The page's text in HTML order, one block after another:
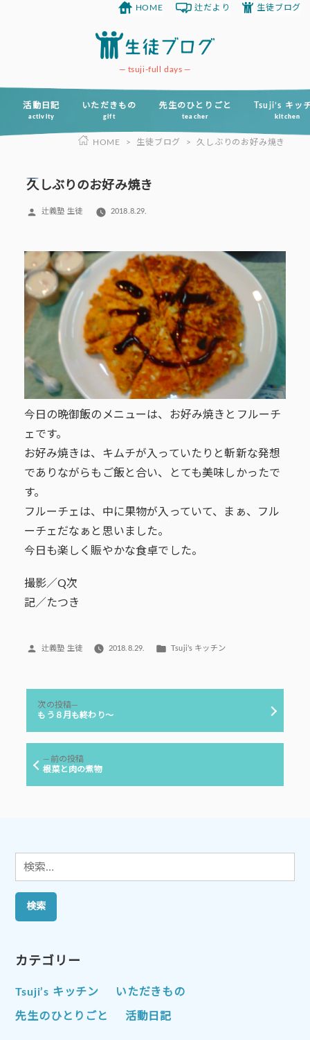
ツ
tsuji-full days
活動日記
activity
いただきもの
gift
先生のひとりごと
teacher
Tsuji’s キッ
kitchen
HOME 辻だより 生徒ブログ
HOME > 生徒ブログ > 久しぶりのお好み焼き
久しぶりのお好み焼き
投
辻義塾 生徒 2018.8.29.
今日の晩御飯のメニューは、お好み焼きとフルーチ
ェです。
お好み焼きは、キムチが入っていたりと斬新な発想
でありながらもご飯と合い、とても美味しかったで
す。
フルーチェは、中に果物が入っていて、まぁ、フル
ーチェだなぁと思いました。
今日も楽しく賑やかな食卓でした。
撮影／Q次
記／たつき
投
辻義塾 生徒 2018.8.29.
カ
リ
Tsuji’s キッチン
ナ
ー
前の投稿前
の
根菜と肉の煮物
次の投稿
の
もう８月も終わり～
検
索:
カテゴリー
Tsuji’s キッチン いただきもの
先生のひとりごと 活動日記